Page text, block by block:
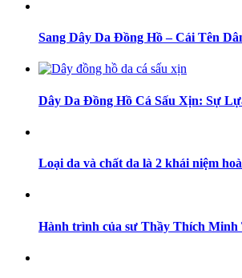
Sang Dây Da Đồng Hồ – Cái Tên
Dây Da Đồng Hồ Cá Sấu Xịn: Sự
Loại da và chất da là 2 khái niệm
Hành trình của sư Thầy Thích Minh